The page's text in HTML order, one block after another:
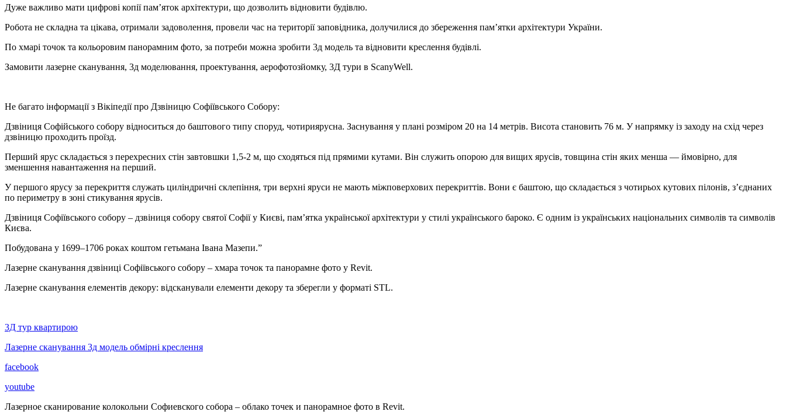
Дуже важливо мати цифрові копії пам’яток архітектури, що дозволить відновити будівлю.
Робота не складна та цікава, отримали задоволення, провели час на території заповідника, долучилися до збереження пам’ятки архітектури України.
По хмарі точок та кольоровим панорамним фото, за потреби можна зробити 3д модель та відновити креслення будівлі.
Замовити лазерне сканування, 3д моделювання, проектування, аерофотозйомку, 3Д тури в ScanyWell.
Не багато інформації з Вікіпедії про Дзвіницю Софіївського Собору:
Дзвіниця Софійського собору відноситься до баштового типу споруд, чотириярусна. Заснування у плані розміром 20 на 14 метрів. Висота становить 76 м. У напрямку із заходу на схід через
дзвіницю проходить проїзд.
Перший ярус складається з перехресних стін завтовшки 1,5-2 м, що сходяться під прямими кутами. Він служить опорою для вищих ярусів, товщина стін яких менша — ймовірно, для
зменшення навантаження на перший.
У першого ярусу за перекриття служать циліндричні склепіння, три верхні яруси не мають міжповерхових перекриттів. Вони є баштою, що складається з чотирьох кутових пілонів, з’єднаних
по периметру в зоні стикування ярусів.
Дзвіниця Софіївського собору – дзвіниця собору святої Софії у Києві, пам’ятка української архітектури у стилі українського бароко. Є одним із українських національних символів та символів
Києва.
Побудована у 1699–1706 роках коштом гетьмана Івана Мазепи.”
Лазерне сканування дзвіниці Софіївського собору – хмара точок та панорамне фото у Revit.
Лазерне сканування елементів декору: відсканували елементи декору та зберегли у форматі STL.
3Д тур квартирою
Лазерне сканування 3д модель обмірні креслення
facebook
youtube
Лазерное сканирование колокольни Софиевского собора – облако точек и панорамное фото в Revit.